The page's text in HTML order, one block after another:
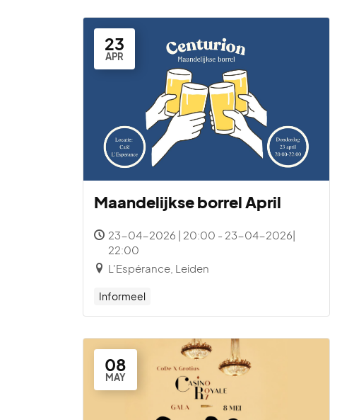
23
APR
Maandelijkse borrel April
23-04-2026 | 20:00 - 23-04-2026|
22:00
L'Espérance, Leiden
Informeel
08
MAY